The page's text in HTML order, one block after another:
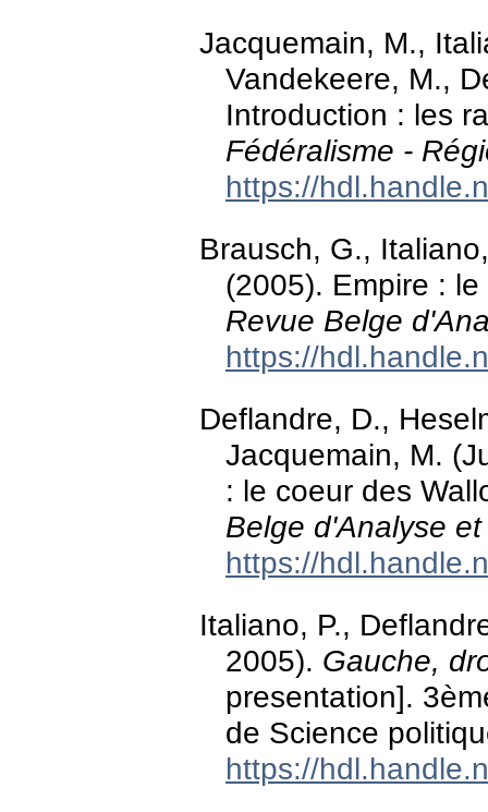
Jacquemain, M.,
Vandekeere, M.,
Introduction : les
Fédéralisme -
https://
Brausch, G.,
(2005). Empire :
Revue Belge
https://
Deflandre, D.,
Jacquemain, M.
: le coeur des
Belge d'Analyse
https://
Italiano, P.,
2005). Gauche,
presentation].
de Science
https://